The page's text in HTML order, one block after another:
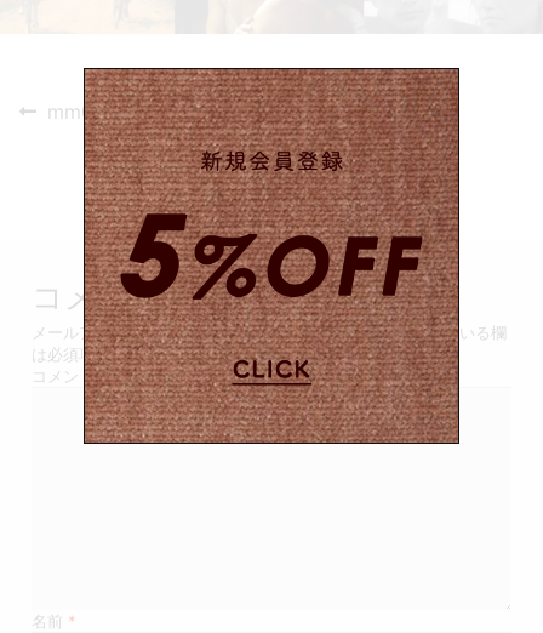
投
ゲ
ー
シ
Previous
post:
mm02
コメントを残す
メールアドレスが公開されることはありません。 *が付いている欄
は必須項目です
コメント
名前 *